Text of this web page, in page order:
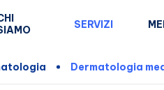
SERVIZI
Dermatologia